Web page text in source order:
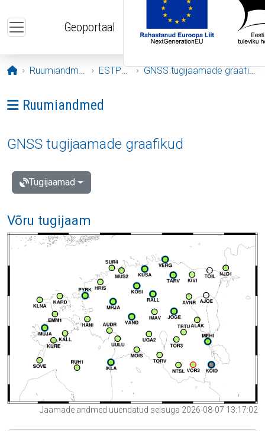
Geoportaal
Avaleht
Ruumiandmed ESTPOS GNSS tugijaamade graafikud
Ava menüü: Ruumiandmed
Ruumiandmed
GNSS tugijaamade graafikud
Tugijaamad
Võru tugijaam
Jaamade andmed uuendatud seisuga 2026-08-07 13:17:02